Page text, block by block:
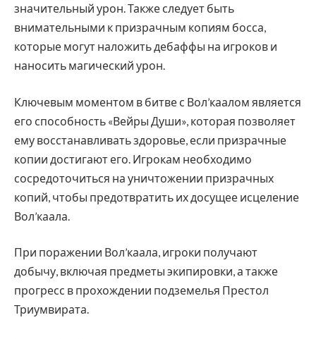
значительный урон. Также следует быть
внимательными к призрачным копиям босса,
которые могут наложить дебаффы на игроков и
наносить магический урон.
Ключевым моментом в битве с Вол’каалом является
его способность «Вейры Души», которая позволяет
ему восстанавливать здоровье, если призрачные
копии достигают его. Игрокам необходимо
сосредоточиться на уничтожении призрачных
копий, чтобы предотвратить их досущее исцеление
Вол’каала.
При поражении Вол’каала, игроки получают
добычу, включая предметы экипировки, а также
прогресс в прохождении подземелья Престол
Триумвирата.